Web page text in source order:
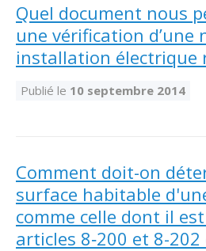
Quel document nous
une vérification d’une
installation électrique
Publié le 10 septembre 2014
Comment doit-on
surface habitable
comme celle dont il
articles 8‑200 et 8-202